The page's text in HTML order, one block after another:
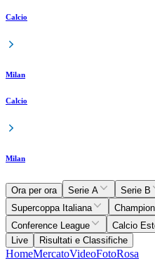
Calcio
Milan
Calcio
Milan
Ora per ora Serie A Serie B
Supercoppa Italiana
Conference League
Calcio
Live
Risultati e Classifiche
HomeMercatoVideoFotoRosa